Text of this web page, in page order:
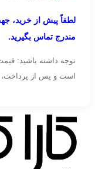
لطفاً پیش از خرید،
مندرج تماس بگیرید.
توجه داشته باشید:
است و پس از پرداخت،